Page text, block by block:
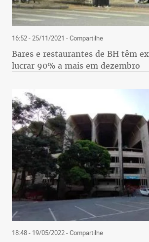
16:52 - 25/11/2021 - Compartilhe
Bares e restaurantes de BH têm
lucrar 90% a mais em dezembro
18:48 - 19/05/2022- Compartilhe